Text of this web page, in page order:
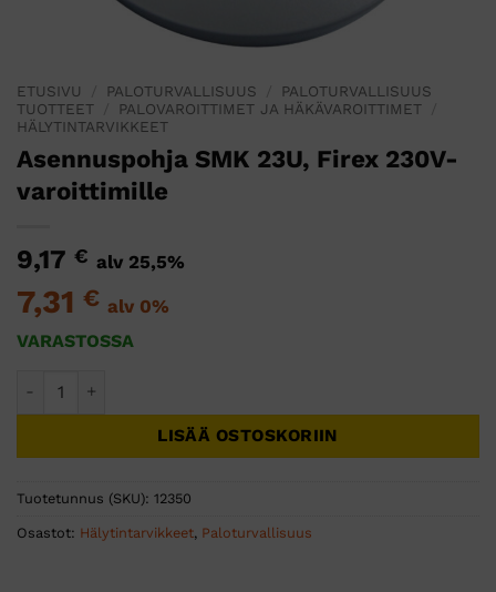
ETUSIVU PALOTURVALLISUUS
PALOTURVALLISUUS
TUOTTEET
PALOVAROITTIMET JA HÄKÄVAROITTIMET
HÄLYTINTARVIKKEET
Asennuspohja SMK 23U, Firex 230V-
varoittimille
9,17 € alv 25,5%
7,31 € alv 0%
VARASTOSSA
LISÄÄ OSTOSKORIIN
Tuotetunnus (SKU): 12350
Osastot: Hälytintarvikkeet, Paloturvallisuus